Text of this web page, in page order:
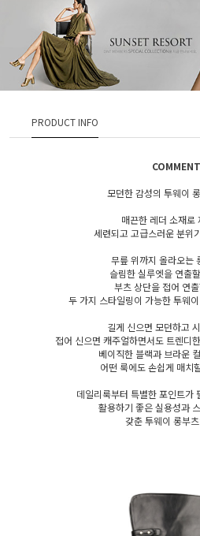
PRODUCT INFO
COMMENT
모던한 감성의 투웨이
매끈한 레더 소재로
세련되고 고급스러운 분위
무릎 위까지 올라오는
슬림한 실루엣을 연출
부츠 상단을 접어 연
두 가지 스타일링이 가능한 투웨
길게 신으면 모던하고
접어 신으면 캐주얼하면서도 트렌디
베이직한 블랙과 브라운
어떤 룩에도 손쉽게 매치
데일리룩부터 특별한 포인트가
활용하기 좋은 실용성과
갖춘 투웨이 롱부